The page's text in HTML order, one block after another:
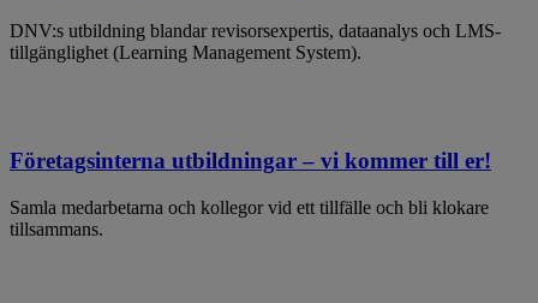
DNV:s utbildning blandar revisorsexpertis, dataanalys och LMS-
tillgänglighet (Learning Management System).
Företagsinterna utbildningar – vi kommer till er!
Samla medarbetarna och kollegor vid ett tillfälle och bli klokare
tillsammans.